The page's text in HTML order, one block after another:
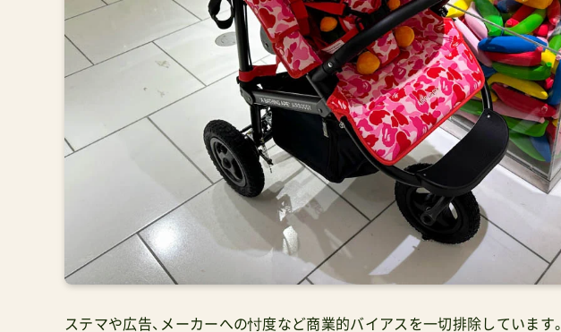
ステマや広告、メーカーへの忖度など商業的バイアスを一切排除しています。